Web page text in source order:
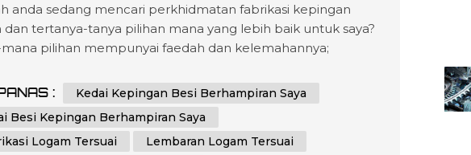
anda sedang mencari perkhidmatan fabrikasi kepingan
dan tertanya-tanya pilihan mana yang lebih baik untuk saya?
pilihan mempunyai faedah dan kelemahannya;
anda. Dalam esei ini, kami akan membandingkan dan
kedai logam kepingan dalam tali...
:
Kedai Kepingan Besi Berhampiran Saya
Besi Kepingan Berhampiran Saya
Logam Tersuai
Lembaran Logam Tersuai